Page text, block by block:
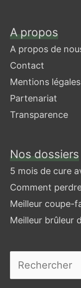
A propos
A propos de
Contact
Mentions légales
Partenariat
Transparence
Nos dossiers
5 mois de cure
Comment
Meilleur coupe-
Meilleur brûleur
Je
cherche
un
article